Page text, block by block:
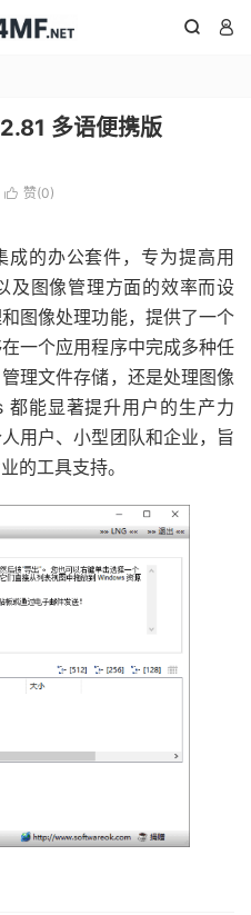
 
多语便携版
 赞(0)
的办公套件，专为提高用
及图像管理方面的效率而设
图像处理功能，提供了一个
一个应用程序中完成多种任
理文件存储，还是处理图像
都能显著提升用户的生产力
用户、小型团队和企业，旨
的工具支持。